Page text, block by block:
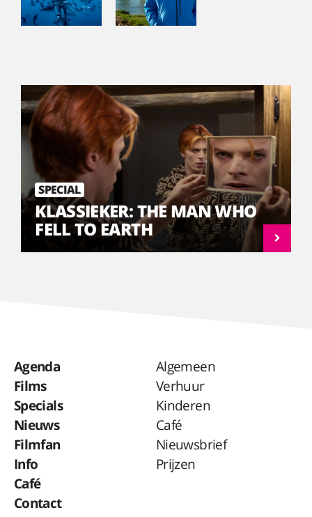
SPECIAL
KLASSIEKER: THE MAN WHO
FELL TO EARTH
Agenda
Films
Specials
Nieuws
Filmfan
Info
Café
Contact
Algemeen
Verhuur
Kinderen
Café
Nieuwsbrief
Prijzen